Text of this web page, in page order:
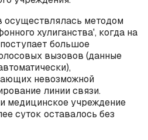
осуществлялась методом
хулиганства', когда на
большое
вызовов (данные
невозможной
линии связи.
медицинское учреждение
суток оставалось без